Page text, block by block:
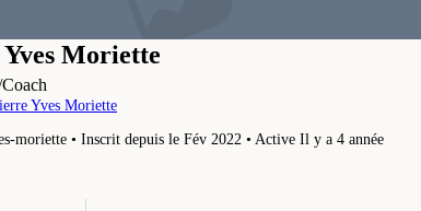
Moriette
Yves Moriette
moriette • Inscrit depuis le Fév 2022 • Active Il y a 4 année